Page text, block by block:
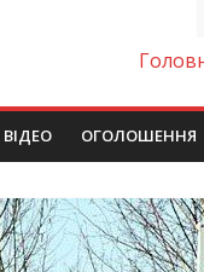
ВIДЕО ОГОЛОШЕННЯ